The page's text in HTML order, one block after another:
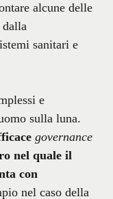
alcune delle
dalla
sanitari e
e
sulla luna.
governance
nel quale il
con
nel caso della